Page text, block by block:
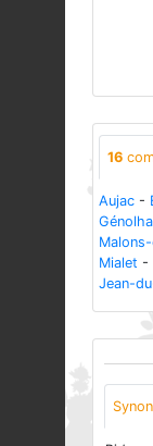
16
Aujac -
Mialet -
Jean-